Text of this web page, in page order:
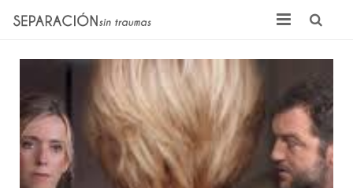
Inicio
Quienes somos
Noticias
Sentencias